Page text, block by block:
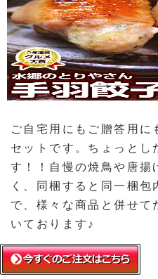
ご自宅用にもご贈答用
セットです。ちょっとし
す！！自慢の焼鳥や唐揚
く、同梱すると同一梱
で、様々な商品と併せて
いております♪